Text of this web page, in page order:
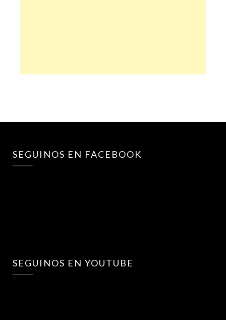
SEGUINOS EN FACEBOOK
SEGUINOS EN YOUTUBE